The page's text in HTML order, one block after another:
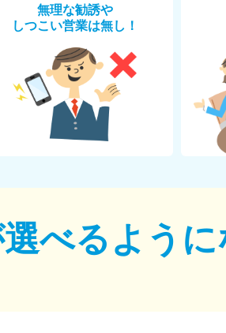
無理な勧誘や
しつこい営業は無し！
べるように